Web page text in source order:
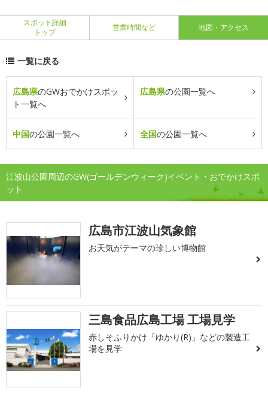
スポット詳細
トップ
営業時間など 地図・アクセス
一覧に戻る
広島県のGWおでかけスポッ
ト一覧へ
広島県の公園一覧へ
中国の公園一覧へ 全国の公園一覧へ
江波山公園周辺のGW(ゴールデンウィーク)イベント・おでかけスポ
ット
広島市江波山気象館
お天気がテーマの珍しい博物館
三島食品広島工場 工場見学
赤しそふりかけ「ゆかり(R)」などの製造工
場を見学